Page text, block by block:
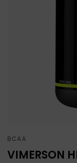
BCAA
VIMERSON